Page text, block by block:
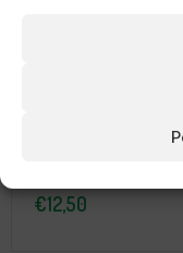
Vitamin B12 metilni,
Allnutrition
€12,50